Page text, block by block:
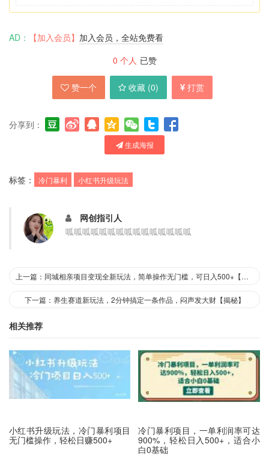
AD： 【加入会员】 加入会员，全站免费看
0 个人 已赞
赞一个 收藏 (0) 打赏
分享到：
生成海报
标签： 冷门暴利 小红书升级玩法
网创指引人
呱呱呱呱呱呱呱呱呱呱呱呱呱呱呱
上一篇：同城相亲项目变现全新玩法，简单操作无门槛，可日入500+【揭秘】
下一篇：养生赛道新玩法，2分钟搞定一条作品，闷声发大财【揭秘】
相关推荐
小红书升级玩法，冷门暴利项目
无门槛操作，轻松日赚500+
冷门暴利项目，一单利润率可达
900%，轻松日入500+，适合小
白0基础